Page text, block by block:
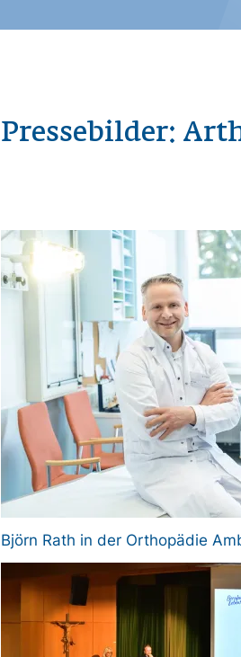
Pressebilder:
Bild
Björn Rath in der Orthopädie